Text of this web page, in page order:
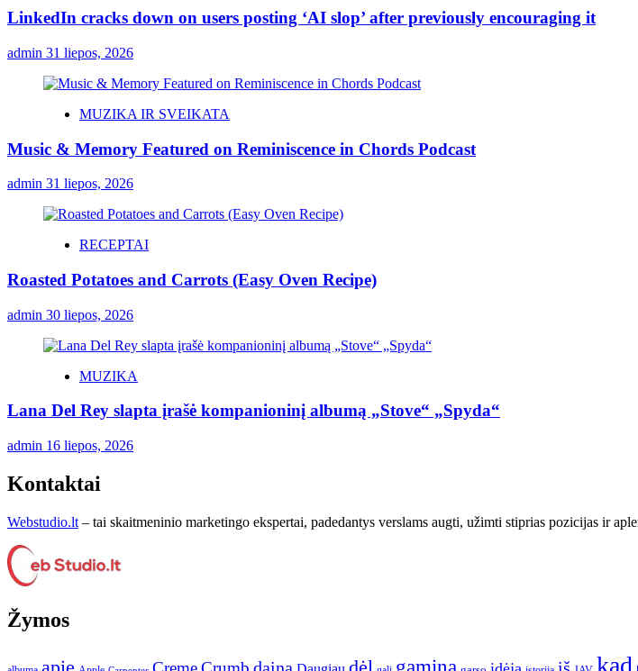
LinkedIn cracks down on users posting ‘AI slop’ after previously encouraging it
admin 31 liepos, 2026
MUZIKA IR SVEIKATA
Music & Memory Featured on Reminiscence in Chords Podcast
admin 31 liepos, 2026
RECEPTAI
Roasted Potatoes and Carrots (Easy Oven Recipe)
admin 30 liepos, 2026
MUZIKA
Lana Del Rey slapta įrašė kompanioninį albumą „Stove“ „Spyda“
admin 16 liepos, 2026
Kontaktai
Webstudio.lt – tai skaitmeninio marketingo ekspertai, padedantys verslams augti, užimti stiprias pozicijas ir
Žymos
kad